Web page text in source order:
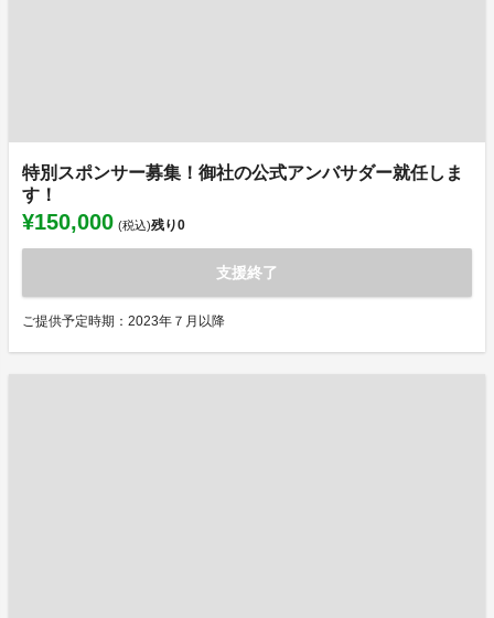
特別スポンサー募集！御社の公式アンバサダー就任しま
す！
¥150,000 (税込)残り0
支援終了
ご提供予定時期：2023年７月以降